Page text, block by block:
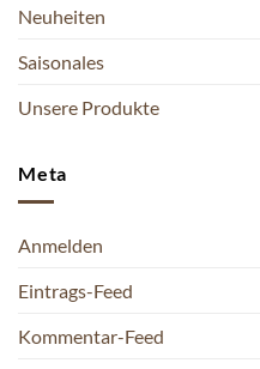
Neuheiten
Saisonales
Unsere Produkte
Meta
Anmelden
Eintrags-Feed
Kommentar-Feed